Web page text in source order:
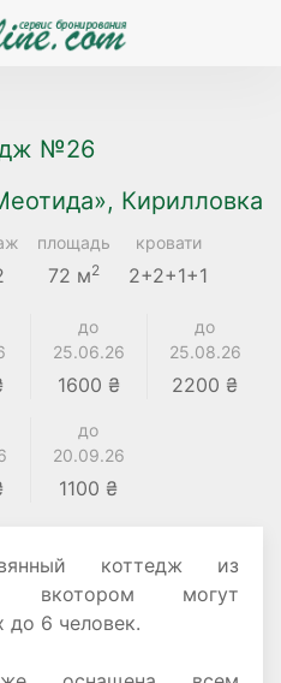
№26
Кирилловка
площадь
72 м2
кровати
2+2+1+1
до
25.06.26
1600 ₴
до
25.08.26
2200 ₴
до
20.09.26
1100 ₴
коттедж из
вкотором могут
до 6 человек.